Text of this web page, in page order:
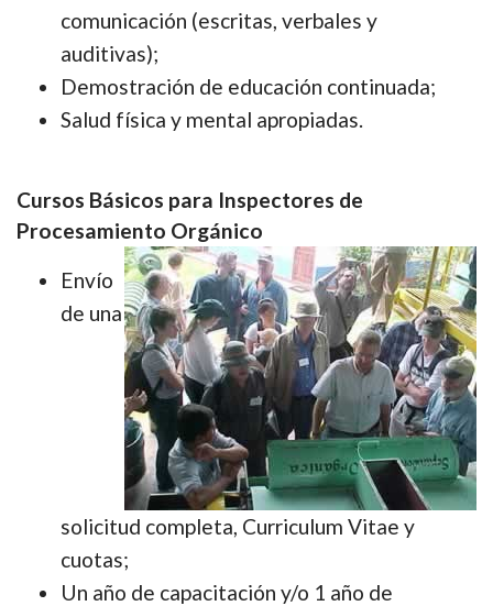
comunicación (escritas, verbales y
auditivas);
Demostración de educación continuada;
Salud física y mental apropiadas.
Cursos Básicos para Inspectores de
Procesamiento Orgánico
Envío
de una
solicitud completa, Curriculum Vitae y
cuotas;
Un año de capacitación y/o 1 año de